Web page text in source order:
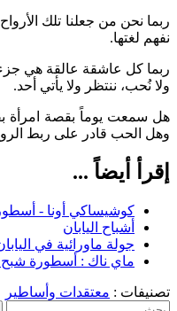
ربما نحن من جعلنا تلك
نفهم لغتها.
ربما كل عاشقة عالقة هي
ولا نُحب، ننتظر ولا يأتي أحد.
هل سمعت يوماً بقصة امرأة
وهل الحب قادر على ربط
إقرأ أيضاً ...
كوشيساكي أونا -
أشباح اليابان
جولة ماورائية في
ماي ناك : أسطورة شبح
تصنيفات : معتقدات وأساطير